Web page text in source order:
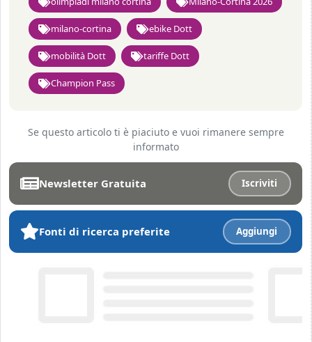
milano-cortina ebike Dott
mobilità Dott tariffe Dott
Champion Pass
Se questo articolo ti è piaciuto e vuoi rimanere sempre
informato
Newsletter Gratuita Iscriviti
Fonti di ricerca preferite Aggiungi